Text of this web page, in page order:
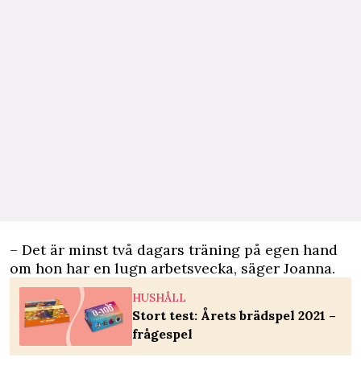
– Det är minst två dagars träning på egen hand
om hon har en lugn arbetsvecka, säger Joanna.
HUSHÅLL
Stort test: Årets brädspel 2021 –
frågespel